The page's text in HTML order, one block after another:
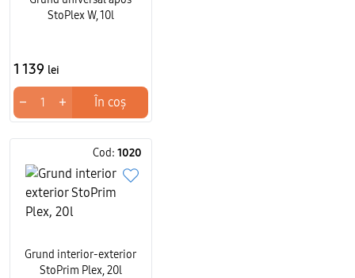
StoPlex W, 10l
1 139 lei
− + În coș
Cod: 1020
Grund interior-exterior
StoPrim Plex, 20l